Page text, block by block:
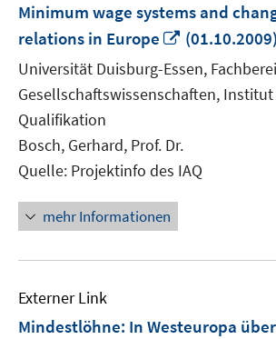
Minimum wage systems and
relations in Europe
In
Fenster
öffnen
(01.10.2009)
Universität Duisburg-Essen,
Gesellschaftswissenschaften,
Qualifikation
Bosch, Gerhard, Prof. Dr.
Quelle: Projektinfo des IAQ
mehr Informationen
Externer Link
Mindestlöhne: In Westeuropa